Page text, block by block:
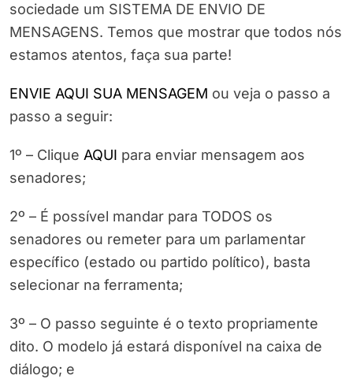
sociedade um SISTEMA DE ENVIO DE
MENSAGENS. Temos que mostrar que todos nós
estamos atentos, faça sua parte!
ENVIE AQUI SUA MENSAGEM ou veja o passo a
passo a seguir:
1º – Clique AQUI para enviar mensagem aos
senadores;
2º – É possível mandar para TODOS os
senadores ou remeter para um parlamentar
específico (estado ou partido político), basta
selecionar na ferramenta;
3º – O passo seguinte é o texto propriamente
dito. O modelo já estará disponível na caixa de
diálogo; e